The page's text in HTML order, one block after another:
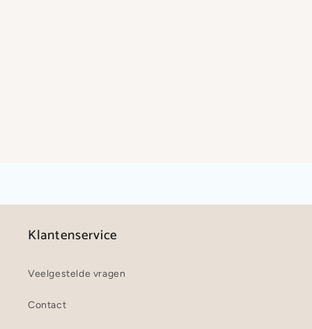
Klantenservice
Veelgestelde vragen
Contact